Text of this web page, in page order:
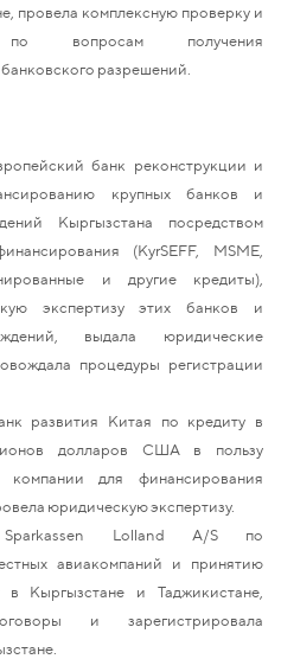
провела комплексную проверку и
по вопросам получения
разрешений.
банк реконструкции и
крупных банков и
Кыргызстана посредством
(KyrSEFF, MSME,
и другие кредиты),
экспертизу этих банков и
выдала юридические
процедуры регистрации
развития Китая по кредиту в
долларов США в пользу
компании для финансирования
юридическую экспертизу.
Sparkassen Lolland A/S по
авиакомпаний и принятию
Кыргызстане и Таджикистане,
и зарегистрировала